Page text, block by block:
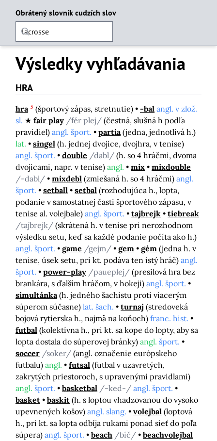
Obrátený slovník cudzích slov
Výsledky vyhľadávania
HRA
hra 3 (športový zápas, stretnutie) -bal angl. v zlož.
sl.
fair play /fér plej/ (čestná, slušná h podľa
pravidiel) angl. šport. partia (jedna, jednotlivá h.)
lat.
singel (h. jednej dvojice, dvojhra, v tenise)
angl. šport.
double /dabl/ (h. so 4 hráčmi, dvoma
dvojicami, napr. v tenise) angl. mix
mixdouble
/-dabl/
mixdebl (zmiešaná h. so 4 hráčmi) angl.
šport.
setball setbal (rozhodujúca h., lopta,
podanie v samostatnej časti športového zápasu, v
tenise al. volejbale) angl. šport. tajbrejk
tiebreak
/tajbrejk/ (skrátená h. v tenise pri nerozhodnom
výsledku setu, keď sa každé podanie počíta ako h.)
angl. šport.
game /gejm/ gem gém (jedna h. v
tenise, úsek setu, pri kt. podáva ten istý hráč) angl.
šport.
power-play /paueplej/ (presilová hra bez
brankára, s ďalším hráčom, v hokeji) angl. šport.
simultánka (h. jedného šachistu proti viacerým
súperom súčasne) lat. šach. turnaj (stredoveká
bojová rytierska h., najmä na koňoch) franc. hist.
futbal (kolektívna h., pri kt. sa kope do lopty, aby sa
lopta dostala do súperovej bránky) angl. šport.
soccer /soker/ (angl. označenie európskeho
futbalu) angl. futsal (futbal v uzavretých,
zakrytých priestoroch, s upravenými pravidlami)
angl. šport. basketbal /-ked-/ angl. šport.
basket
baskit (h. s loptou vhadzovanou do vysoko
upevnených košov) angl. slang. volejbal (loptová
h., pri kt. sa lopta odbíja rukami ponad sieť do poľa
súpera) angl. šport. beach /bíč/
beachvolejbal